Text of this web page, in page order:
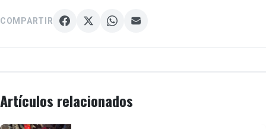
COMPARTIR
Artículos relacionados